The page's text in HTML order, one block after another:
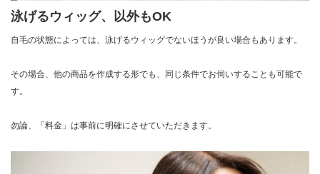
泳げるウィッグ、以外もOK
自毛の状態によっては、泳げるウィッグでないほうが良い場合もあります。
その場合、他の商品を作成する形でも、同じ条件でお伺いすることも可能で
す。
勿論、「料金」は事前に明確にさせていただきます。